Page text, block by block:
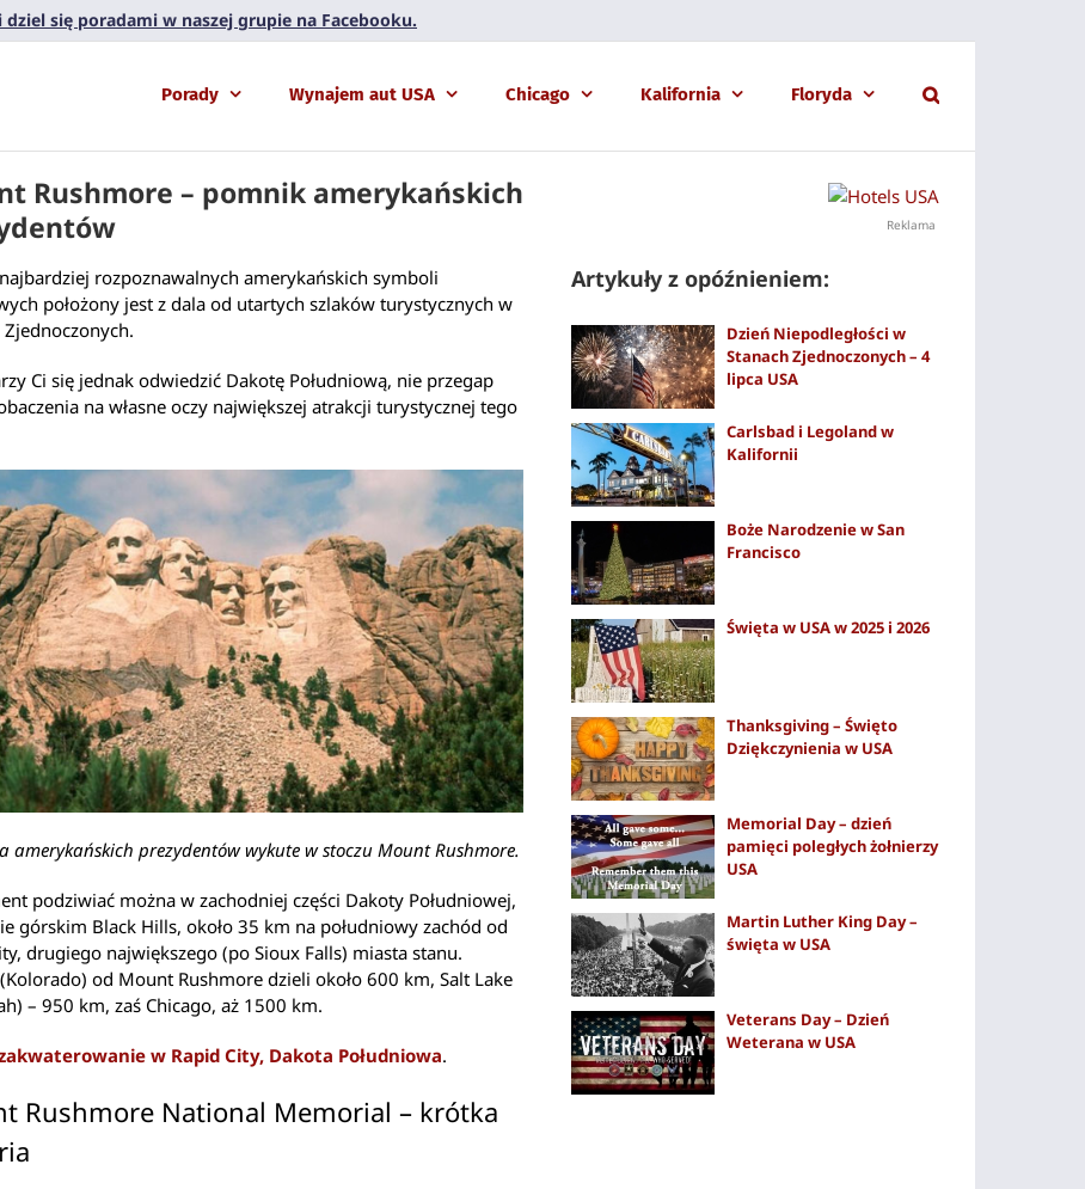
dziel się poradami w naszej grupie na Facebooku.
Porady Wynajem aut USA Chicago Kalifornia Floryda
Rushmore – pomnik amerykańskich
najbardziej rozpoznawalnych amerykańskich symboli
położony jest z dala od utartych szlaków turystycznych w
Zjednoczonych.
Ci się jednak odwiedzić Dakotę Południową, nie przegap
na własne oczy największej atrakcji turystycznej tego
amerykańskich prezydentów wykute w stoczu Mount Rushmore.
podziwiać można w zachodniej części Dakoty Południowej,
górskim Black Hills, około 35 km na południowy zachód od
drugiego największego (po Sioux Falls) miasta stanu.
od Mount Rushmore dzieli około 600 km, Salt Lake
– 950 km, zaś Chicago, aż 1500 km.
w Rapid City, Dakota Południowa.
Rushmore National Memorial – krótka
Reklama
Artykuły z opóźnieniem:
Dzień Niepodległości w
Stanach Zjednoczonych – 4
lipca USA
Carlsbad i Legoland w
Kalifornii
Boże Narodzenie w San
Francisco
Święta w USA w 2025 i 2026
Thanksgiving – Święto
Dziękczynienia w USA
Memorial Day – dzień
pamięci poległych żołnierzy
USA
Martin Luther King Day –
święta w USA
Veterans Day – Dzień
Weterana w USA